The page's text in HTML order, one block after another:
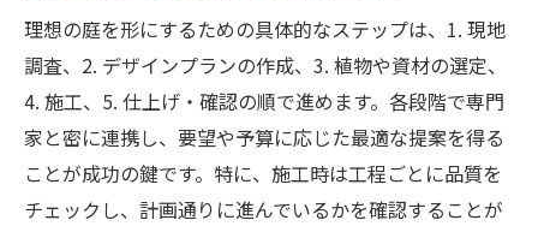
理想の庭を形にするための具体的なステップは、1. 現地
調査、2. デザインプランの作成、3. 植物や資材の選定、
4. 施工、5. 仕上げ・確認の順で進めます。各段階で専門
家と密に連携し、要望や予算に応じた最適な提案を得る
ことが成功の鍵です。特に、施工時は工程ごとに品質を
チェックし、計画通りに進んでいるかを確認することが